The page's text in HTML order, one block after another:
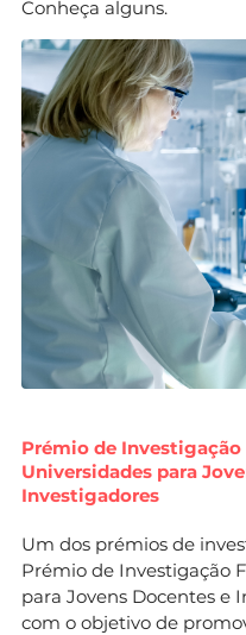
Conheça alguns.
Prémio de Investigação
Universidades para
Investigadores
Um dos prémios de
Prémio de Investigação
para Jovens Docentes e
com o objetivo de